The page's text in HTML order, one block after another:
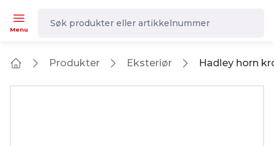
Menu
Produkter Eksteriør Hadley horn